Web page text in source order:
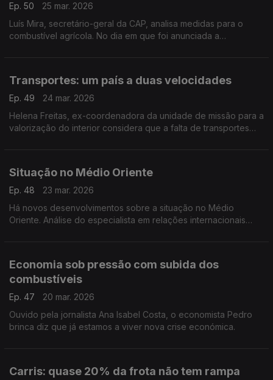
Ep. 50
25 mar. 2026
Luís Mira, secretário-geral da CAP, analisa medidas para o
combustível agrícola. No dia em que foi anunciada a
Transportes: um país a duas velocidades
Ep. 49
24 mar. 2026
Helena Freitas, ex-coordenadora da unidade de missão para a
valorização do interior considera que a falta de transportes
Situação no Médio Oriente
Ep. 48
23 mar. 2026
Há novos desenvolvimentos sobre a situação no Médio
Oriente. Análise do especialista em relações internacionais
Economia sob pressão com subida dos
combustíveis
Ep. 47
20 mar. 2026
Ouvido pela jornalista Ana Isabel Costa, o economista Pedro
brinca diz que já estamos a viver nova crise económica.
Carris: quase 20% da frota não tem rampa